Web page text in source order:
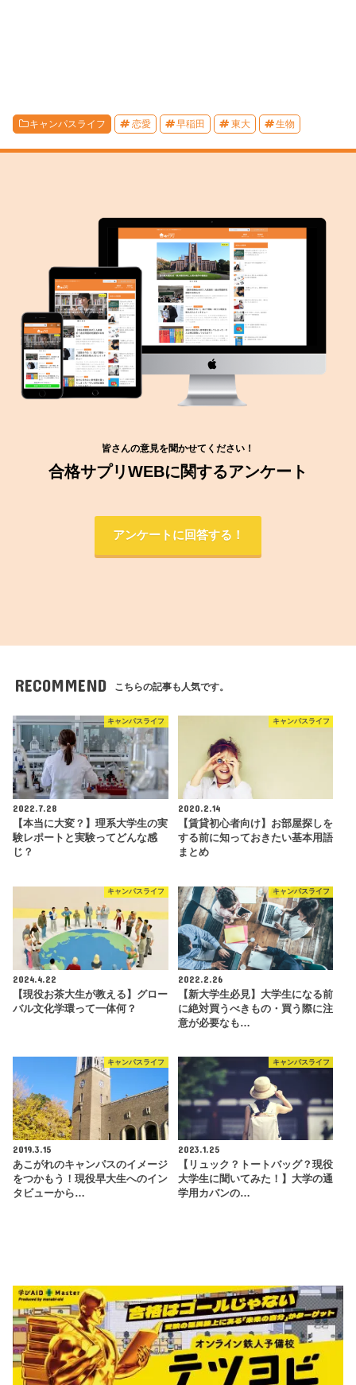
キャンパスライフ 恋愛 早稲田 東大 生物
皆さんの意見を聞かせてください！
合格サプリWEBに関するアンケート
アンケートに回答する！
RECOMMEND こちらの記事も人気です。
キャンパスライフ
2022.7.28
【本当に大変？】理系大学生の実
験レポートと実験ってどんな感
じ？
キャンパスライフ
2020.2.14
【賃貸初心者向け】お部屋探しを
する前に知っておきたい基本用語
まとめ
キャンパスライフ
2024.4.22
【現役お茶大生が教える】グロー
バル文化学環って一体何？
キャンパスライフ
2022.2.26
【新大学生必見】大学生になる前
に絶対買うべきもの・買う際に注
意が必要なも…
キャンパスライフ
2019.3.15
あこがれのキャンパスのイメージ
をつかもう！現役早大生へのイン
タビューから…
キャンパスライフ
2023.1.25
【リュック？トートバッグ？現役
大学生に聞いてみた！】大学の通
学用カバンの…